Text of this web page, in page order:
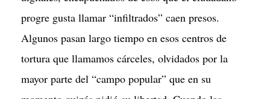
progre gusta llamar “infiltrados” caen presos.
Algunos pasan largo tiempo en esos centros de
tortura que llamamos cárceles, olvidados por la
mayor parte del “campo popular” que en su